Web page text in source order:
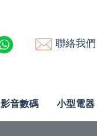
聯絡我們
影音數碼 小型電器